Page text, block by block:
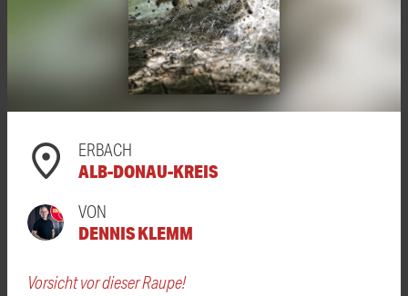
ERBACH
ALB-DONAU-KREIS
VON
DENNIS KLEMM
Vorsicht vor dieser Raupe!